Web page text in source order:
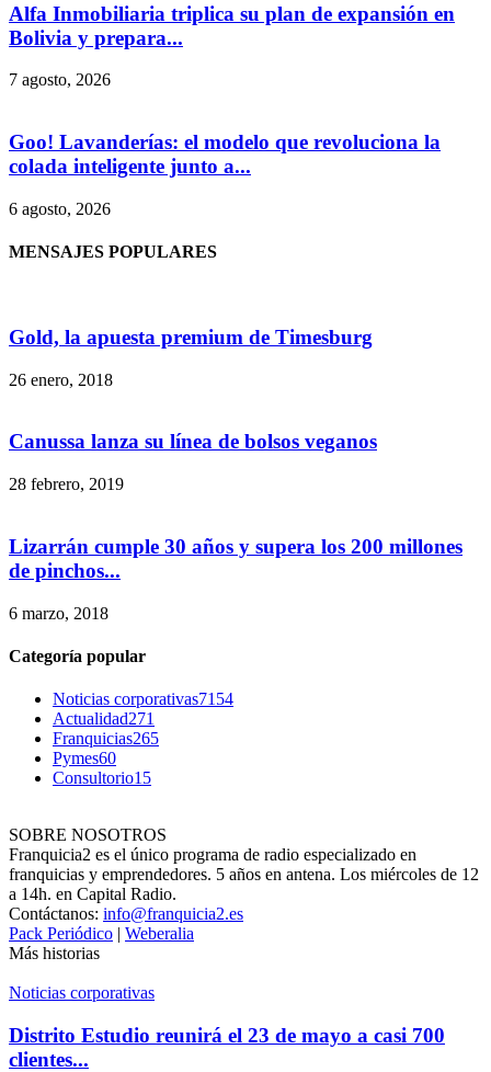
Alfa Inmobiliaria triplica su plan de expansión en
Bolivia y prepara...
7 agosto, 2026
Goo! Lavanderías: el modelo que revoluciona la
colada inteligente junto a...
6 agosto, 2026
MENSAJES POPULARES
Gold, la apuesta premium de Timesburg
26 enero, 2018
Canussa lanza su línea de bolsos veganos
28 febrero, 2019
Lizarrán cumple 30 años y supera los 200 millones
de pinchos...
6 marzo, 2018
Categoría popular
Noticias corporativas7154
Actualidad271
Franquicias265
Pymes60
Consultorio15
SOBRE NOSOTROS
Franquicia2 es el único programa de radio especializado en
franquicias y emprendedores. 5 años en antena. Los miércoles de 12
a 14h. en Capital Radio.
Contáctanos: info@franquicia2.es
Pack Periódico | Weberalia
Más historias
Noticias corporativas
Distrito Estudio reunirá el 23 de mayo a casi 700
clientes...